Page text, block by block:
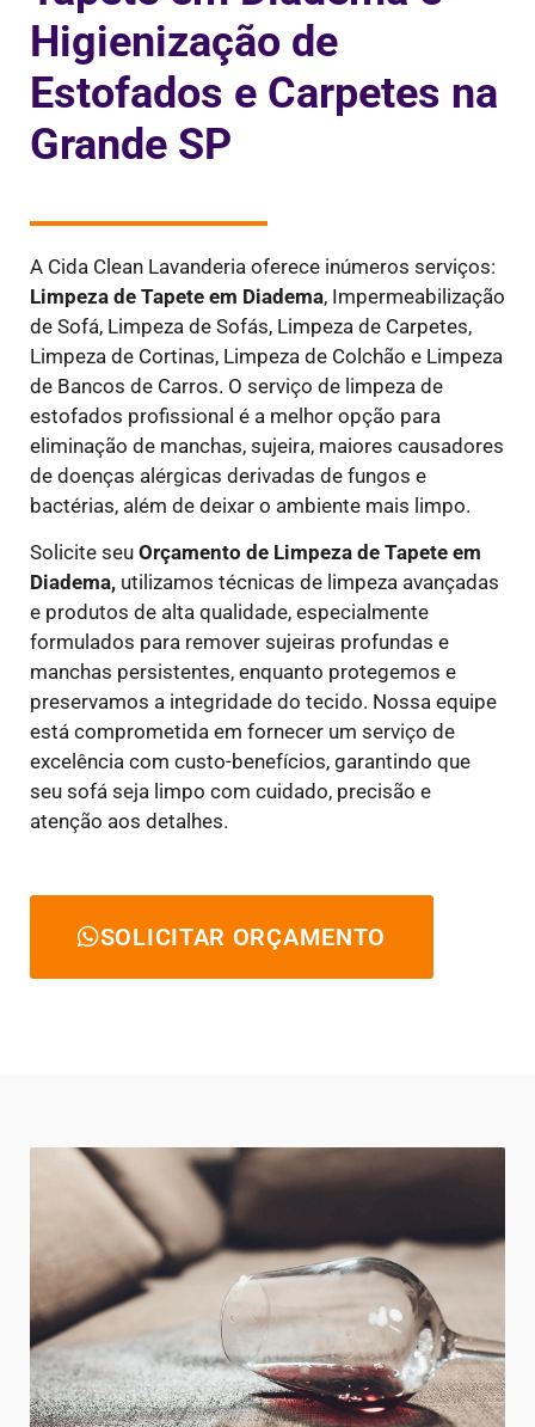
Higienização de
Estofados e Carpetes na
Grande SP
A Cida Clean Lavanderia oferece inúmeros serviços:
Limpeza de Tapete em Diadema, Impermeabilização
de Sofá, Limpeza de Sofás, Limpeza de Carpetes,
Limpeza de Cortinas, Limpeza de Colchão e Limpeza
de Bancos de Carros. O serviço de limpeza de
estofados profissional é a melhor opção para
eliminação de manchas, sujeira, maiores causadores
de doenças alérgicas derivadas de fungos e
bactérias, além de deixar o ambiente mais limpo.
Solicite seu Orçamento de Limpeza de Tapete em
Diadema, utilizamos técnicas de limpeza avançadas
e produtos de alta qualidade, especialmente
formulados para remover sujeiras profundas e
manchas persistentes, enquanto protegemos e
preservamos a integridade do tecido. Nossa equipe
está comprometida em fornecer um serviço de
excelência com custo-benefícios, garantindo que
seu sofá seja limpo com cuidado, precisão e
atenção aos detalhes.
SOLICITAR ORÇAMENTO